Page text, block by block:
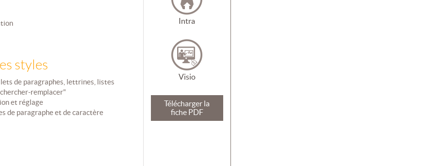
styles
de paragraphes, lettrines, listes
remplacer"
et réglage
de paragraphe et de caractère
Intra
Visio
Télécharger la
fiche PDF